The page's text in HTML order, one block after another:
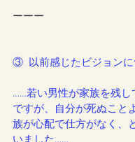
ーーー
③  以前感じたビジョンに
……若い男性が家族を残し
ですが、自分が死ぬこと
族が心配で仕方がなく、